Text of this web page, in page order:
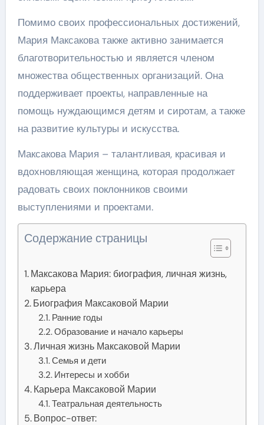
Помимо своих профессиональных достижений,
Мария Максакова также активно занимается
благотворительностью и является членом
множества общественных организаций. Она
поддерживает проекты, направленные на
помощь нуждающимся детям и сиротам, а также
на развитие культуры и искусства.
Максакова Мария – талантливая, красивая и
вдохновляющая женщина, которая продолжает
радовать своих поклонников своими
выступлениями и проектами.
Содержание страницы
Максакова Мария: биография, личная жизнь,
карьера
Биография Максаковой Марии
Ранние годы
Образование и начало карьеры
Личная жизнь Максаковой Марии
Семья и дети
Интересы и хобби
Карьера Максаковой Марии
Театральная деятельность
Вопрос-ответ: